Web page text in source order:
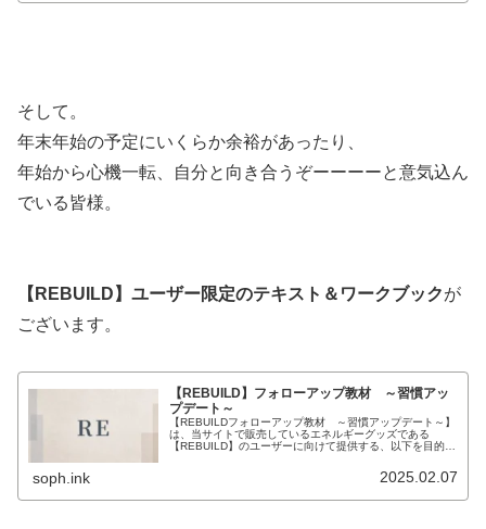
そして。
年末年始の予定にいくらか余裕があったり、
年始から心機一転、自分と向き合うぞーーーーと意気込ん
でいる皆様。
【REBUILD】ユーザー限定のテキスト＆ワークブックが
ございます。
【REBUILD】フォローアップ教材 ～習慣アッ
プデート～
【REBUILDフォローアップ教材 ～習慣アップデート～】
は、当サイトで販売しているエネルギーグッズである
【REBUILD】のユーザーに向けて提供する、以下を目的と
soph.ink 2025.02.07